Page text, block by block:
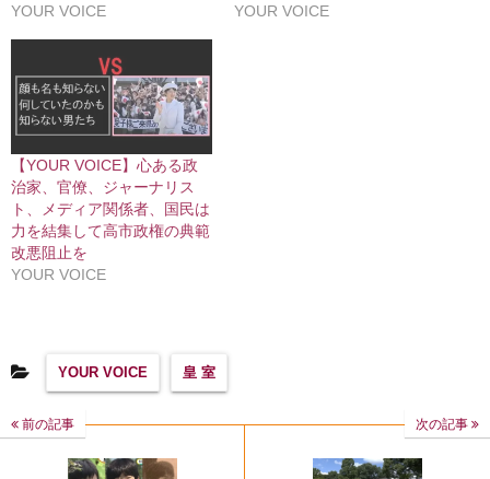
YOUR VOICE
YOUR VOICE
【YOUR VOICE】心ある政
治家、官僚、ジャーナリス
ト、メディア関係者、国民は
力を結集して高市政権の典範
改悪阻止を
YOUR VOICE
YOUR VOICE 皇 室
前の記事 次の記事